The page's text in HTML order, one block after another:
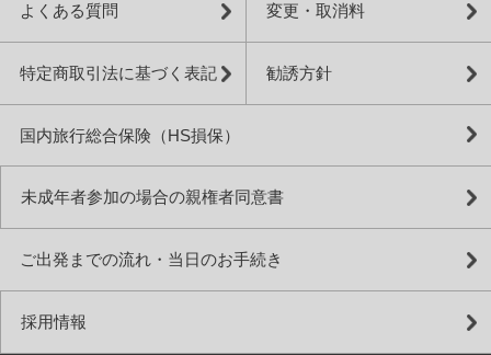
よくある質問 変更・取消料
特定商取引法に基づく表記 勧誘方針
国内旅行総合保険（HS損保）
未成年者参加の場合の親権者同意書
ご出発までの流れ・当日のお手続き
採用情報